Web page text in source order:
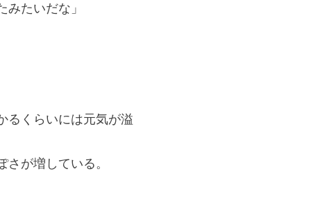
たいだな」
くらいには元気が溢
が増している。